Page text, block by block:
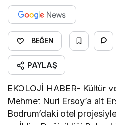
BEĞEN
PAYLAŞ
EKOLOJİ HABER- Kültür
Mehmet Nuri Ersoy’a ait
Bodrum’daki otel